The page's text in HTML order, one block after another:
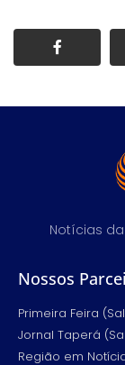
Nossos
Primeira Feira
Jornal Taperá
Região em